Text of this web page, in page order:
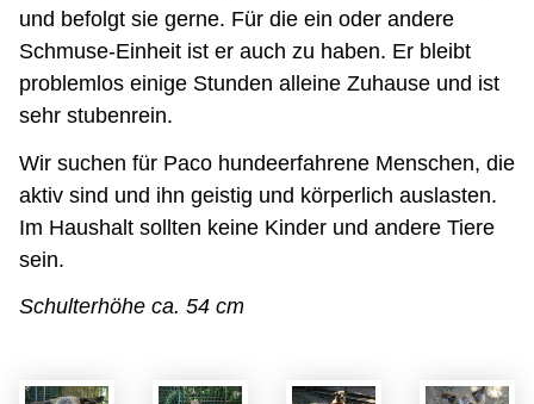
und befolgt sie gerne. Für die ein oder andere
Schmuse-Einheit ist er auch zu haben. Er bleibt
problemlos einige Stunden alleine Zuhause und ist
sehr stubenrein.
Wir suchen für Paco hundeerfahrene Menschen, die
aktiv sind und ihn geistig und körperlich auslasten.
Im Haushalt sollten keine Kinder und andere Tiere
sein.
Schulterhöhe ca. 54 cm